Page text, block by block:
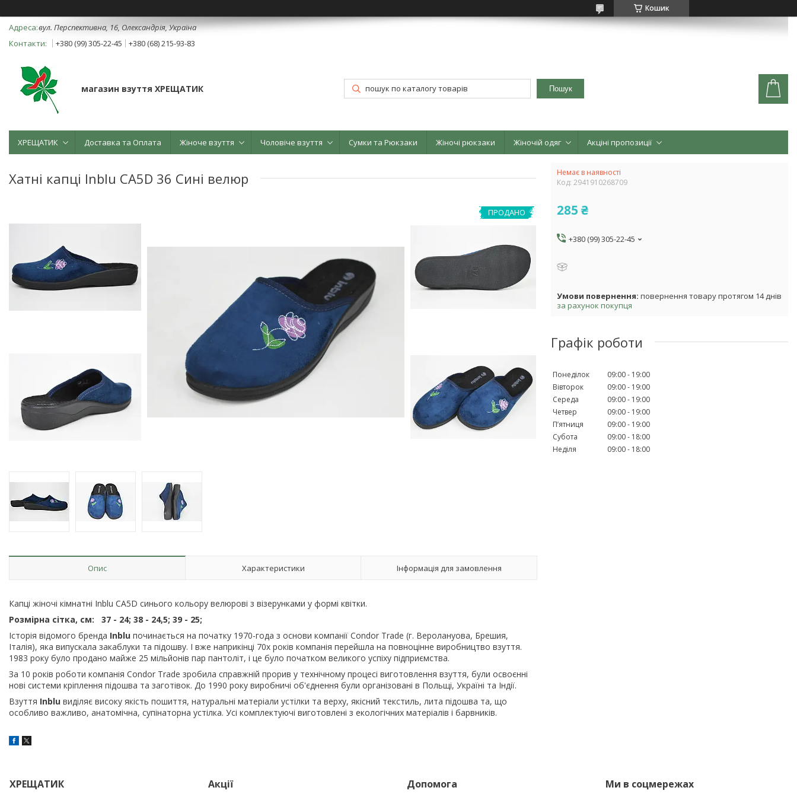
Кошик
вул. Перспективна, 16, Олександрія, Україна
+380 (99) 305-22-45
+380 (68) 215-93-83
магазин взуття ХРЕЩАТИК Пошук
ХРЕЩАТИК Доставка та Оплата Жіноче взуття Чоловіче взуття Сумки та Рюкзаки Жіночі рюкзаки Жіночій одяг Акціні пропозиції
Хатні капці Inblu CA5D 36 Сині велюр
ПРОДАНО
Опис Характеристики Інформація для замовлення
Капці жіночі кімнатні Inblu CA5D синього кольору велюрові з візерунками у формі квітки.
Розмірна сітка, см: 37 - 24; 38 - 24,5; 39 - 25;
Історія відомого бренда Inblu починається на початку 1970-года з основи компанії Condor Trade (г. Веролануова, Брешия,
Італія), яка випускала закаблуки та підошву. І вже наприкінці 70х років компанія перейшла на повноцінне виробництво взуття.
1983 року було продано майже 25 мільйонів пар пантоліт, і це було початком великого успіху підприємства.
За 10 років роботи компанія Condor Trade зробила справжній прорив у технічному процесі виготовлення взуття, були освоєнні
нові системи кріплення підошва та заготівок. До 1990 року виробничі об'єднення були організовані в Польщі, Україні та Індії.
Взуття Inblu виділяє високу якість пошиття, натуральні матеріали устілки та верху, якісний текстиль, лита підошва та, що
особливо важливо, анатомічна, супінаторна устілка. Усі комплектуючі виготовлені з екологічних матеріалів і барвників.
Немає в наявності
Код: 2941910268709
285 ₴
+380 (99) 305-22-45
повернення товару протягом 14 днів
за рахунок покупця
Графік роботи
Понеділок 09:00
19:00
Вівторок
09:00
19:00
Середа
09:00
19:00
Четвер
09:00
19:00
Пʼятниця
09:00
19:00
Субота
09:00
18:00
Неділя
09:00 18:00
ХРЕЩАТИК Акції Допомога Ми в соцмережах